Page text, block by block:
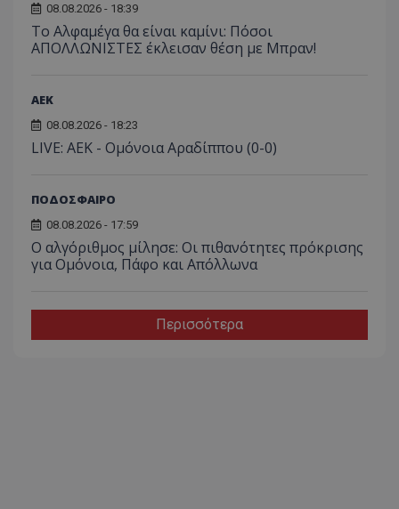
08.08.2026 - 18:39
Το Αλφαμέγα θα είναι καμίνι: Πόσοι
ΑΠΟΛΛΩΝΙΣΤΕΣ έκλεισαν θέση με Μπραν!
ΑEK
08.08.2026 - 18:23
LIVE: ΑΕΚ - Ομόνοια Αραδίππου (0-0)
ΠΟΔΟΣΦΑΙΡΟ
08.08.2026 - 17:59
Ο αλγόριθμος μίλησε: Οι πιθανότητες πρόκρισης
για Ομόνοια, Πάφο και Απόλλωνα
Περισσότερα